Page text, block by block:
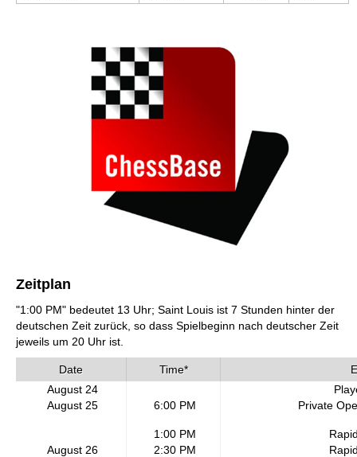
Zeitplan
"1:00 PM" bedeutet 13 Uhr; Saint Louis ist 7 Stunden hinter der
deutschen Zeit zurück, so dass Spielbeginn nach deutscher Zeit
jeweils um 20 Uhr ist.
Date Time*
August 24
August 25
6:00 PM Private
August 26
1:00 PM
2:30 PM